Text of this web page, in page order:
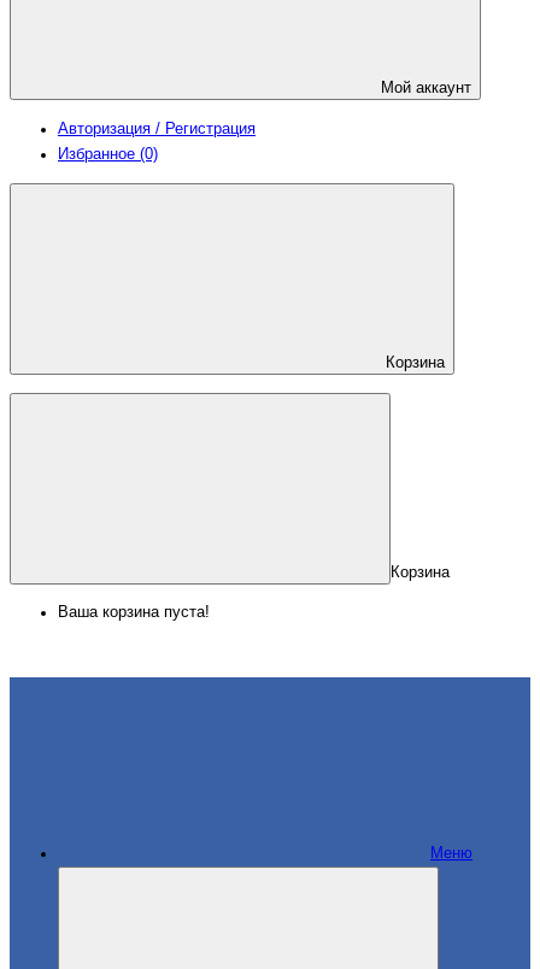
Мой аккаунт
Авторизация / Регистрация
Избранное (0)
Корзина
Корзина
Ваша корзина пуста!
Меню